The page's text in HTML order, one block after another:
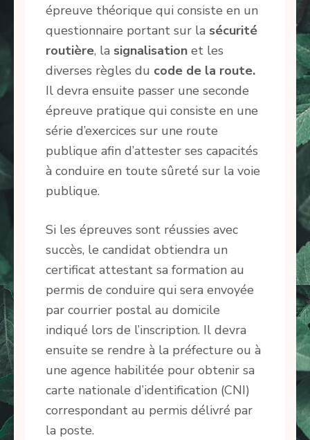
épreuve théorique qui consiste en un
questionnaire portant sur la sécurité
routière, la signalisation et les
diverses règles du code de la route.
Il devra ensuite passer une seconde
épreuve pratique qui consiste en une
série d’exercices sur une route
publique afin d’attester ses capacités
à conduire en toute sûreté sur la voie
publique.
Si les épreuves sont réussies avec
succès, le candidat obtiendra un
certificat attestant sa formation au
permis de conduire qui sera envoyée
par courrier postal au domicile
indiqué lors de l’inscription. Il devra
ensuite se rendre à la préfecture ou à
une agence habilitée pour obtenir sa
carte nationale d’identification (CNI)
correspondant au permis délivré par
la poste.